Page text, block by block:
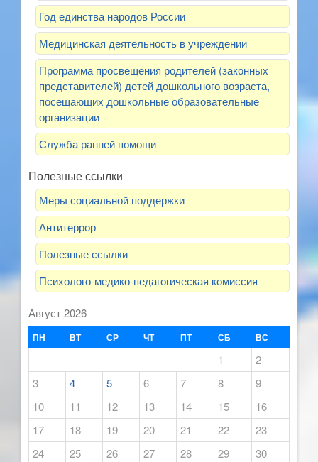
Год единства народов России
Медицинская деятельность в учреждении
Программа просвещения родителей (законных
представителей) детей дошкольного возраста,
посещающих дошкольные образовательные
организации
Служба ранней помощи
Полезные ссылки
Меры социальной поддержки
Антитеррор
Полезные ссылки
Психолого-медико-педагогическая комиссия
Август 2026
ПН ВТ СР ЧТ ПТ СБ ВС
1
2
3
4 5 6 7 8
9
10
11 12 13 14 15
16
17
18 19 20 21 22
23
24
25 26 27 28 29
30